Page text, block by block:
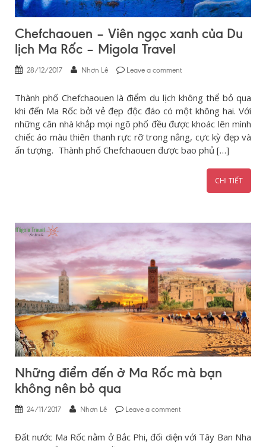
Chefchaouen – Viên ngọc xanh của Du
lịch Ma Rốc – Migola Travel
28/12/2017 Nhơn Lê Leave a comment
Thành phố Chefchaouen là điểm du lịch không thể bỏ qua
khi đến Ma Rốc bởi vẻ đẹp độc đáo có một không hai. Với
những căn nhà khắp mọi ngõ phố đều được khoác lên mình
chiếc áo màu thiên thanh rực rỡ trong nắng, cực kỳ đẹp và
ấn tượng. Thành phố Chefchaouen được bao phủ […]
CHI TIẾT
Những điểm đến ở Ma Rốc mà bạn
không nên bỏ qua
24/11/2017 Nhơn Lê Leave a comment
Đất nước Ma Rốc nằm ở Bắc Phi, đối diện với Tây Ban Nha